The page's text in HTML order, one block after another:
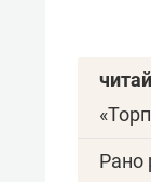
Рано